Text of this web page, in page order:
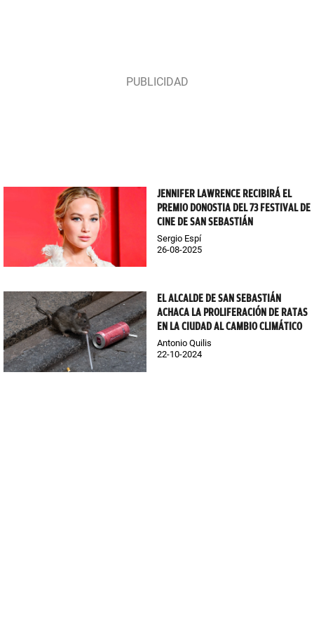
JENNIFER LAWRENCE RECIBIRÁ EL
PREMIO DONOSTIA DEL 73 FESTIVAL DE
CINE DE SAN SEBASTIÁN
Sergio Espí
26-08-2025
EL ALCALDE DE SAN SEBASTIÁN
ACHACA LA PROLIFERACIÓN DE RATAS
EN LA CIUDAD AL CAMBIO CLIMÁTICO
Antonio Quilis
22-10-2024